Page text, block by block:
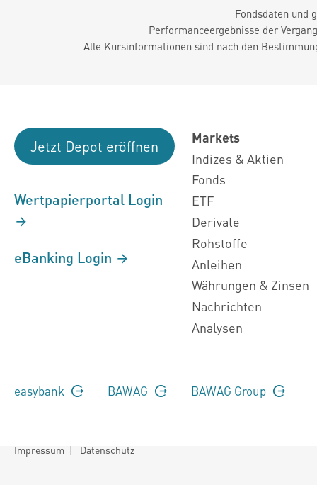
Fondsdaten und
Performanceergebnisse der
Alle Kursinformationen sind nach den
Jetzt Depot eröffnen
Wertpapierportal Login
eBanking Login
Markets
Indizes & Aktien
Fonds
ETF
Derivate
Rohstoffe
Anleihen
Währungen & Zinsen
Nachrichten
Analysen
easybank BAWAG BAWAG Group
Impressum | Datenschutz